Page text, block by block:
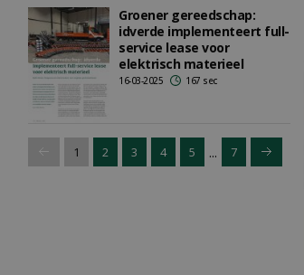
Groener gereedschap:
idverde implementeert full-
service lease voor
elektrisch materieel
16-03-2025 167 sec
1 2 3 4 5 ... 7